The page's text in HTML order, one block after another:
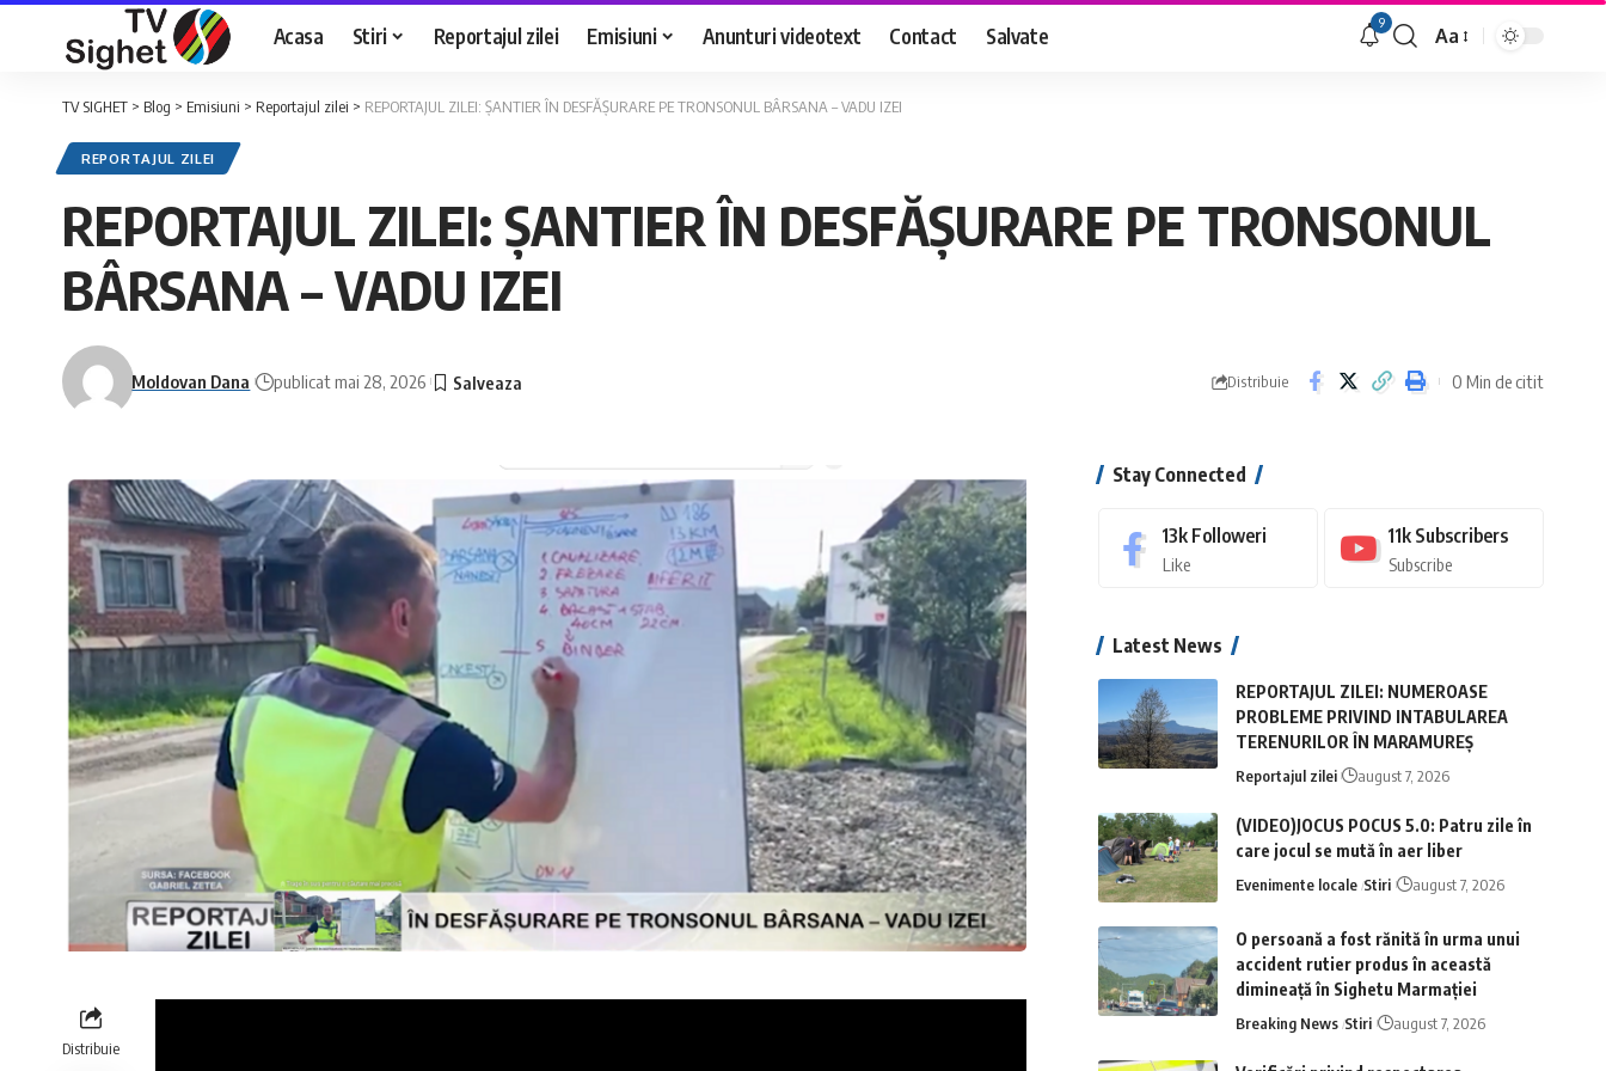
Acasa Stiri Reportajul zilei Emisiuni Anunturi videotext Contact Salvate 9
Font
Aa
TV SIGHET > Blog > Emisiuni > Reportajul zilei > REPORTAJUL ZILEI: ȘANTIER ÎN DESFĂȘURARE PE TRONSONUL BÂRSANA – VADU IZEI
REPORTAJUL ZILEI
REPORTAJUL ZILEI: ȘANTIER ÎN DESFĂȘURARE PE TRONSONUL
BÂRSANA – VADU IZEI
Moldovan Dana publicat mai 28, 2026 Distribuie 0 Min de citit
Distribuie
Stay Connected
13k Followeri
Like
11k Subscribers
Subscribe
Latest News
REPORTAJUL ZILEI: NUMEROASE
PROBLEME PRIVIND INTABULAREA
TERENURILOR ÎN MARAMUREȘ
Reportajul zilei august 7, 2026
(VIDEO)JOCUS POCUS 5.0: Patru zile în
care jocul se mută în aer liber
Evenimente locale Stiri august 7, 2026
O persoană a fost rănită în urma unui
accident rutier produs în această
dimineață în Sighetu Marmației
Breaking News Stiri august 7, 2026